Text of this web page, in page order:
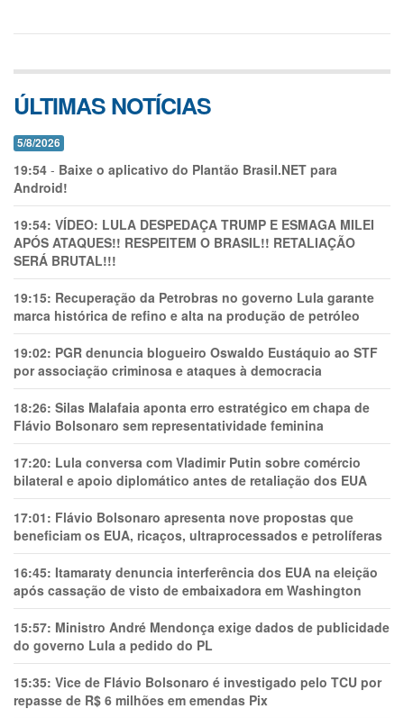
ÚLTIMAS NOTÍCIAS
5/8/2026
19:54 - Baixe o aplicativo do Plantão Brasil.NET para
Android!
19:54: VÍDEO: LULA DESPEDAÇA TRUMP E ESMAGA MILEI
APÓS ATAQUES!! RESPEITEM O BRASIL!! RETALIAÇÃO
SERÁ BRUTAL!!!
19:15: Recuperação da Petrobras no governo Lula garante
marca histórica de refino e alta na produção de petróleo
19:02: PGR denuncia blogueiro Oswaldo Eustáquio ao STF
por associação criminosa e ataques à democracia
18:26: Silas Malafaia aponta erro estratégico em chapa de
Flávio Bolsonaro sem representatividade feminina
17:20: Lula conversa com Vladimir Putin sobre comércio
bilateral e apoio diplomático antes de retaliação dos EUA
17:01: Flávio Bolsonaro apresenta nove propostas que
beneficiam os EUA, ricaços, ultraprocessados e petrolíferas
16:45: Itamaraty denuncia interferência dos EUA na eleição
após cassação de visto de embaixadora em Washington
15:57: Ministro André Mendonça exige dados de publicidade
do governo Lula a pedido do PL
15:35: Vice de Flávio Bolsonaro é investigado pelo TCU por
repasse de R$ 6 milhões em emendas Pix